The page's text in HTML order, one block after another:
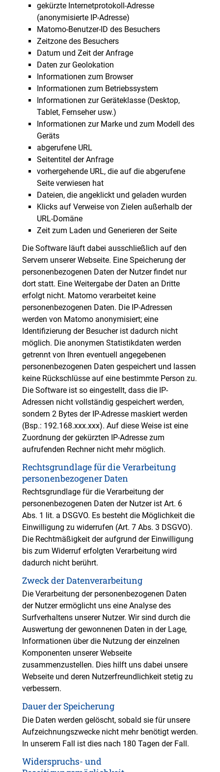
gekürzte Internetprotokoll-Adresse
(anonymisierte IP-Adresse)
Matomo-Benutzer-ID des Besuchers
Zeitzone des Besuchers
Datum und Zeit der Anfrage
Daten zur Geolokation
Informationen zum Browser
Informationen zum Betriebssystem
Informationen zur Geräteklasse (Desktop,
Tablet, Fernseher usw.)
Informationen zur Marke und zum Modell des
Geräts
abgerufene URL
Seitentitel der Anfrage
vorhergehende URL, die auf die abgerufene
Seite verwiesen hat
Dateien, die angeklickt und geladen wurden
Klicks auf Verweise von Zielen außerhalb der
URL-Domäne
Zeit zum Laden und Generieren der Seite
Die Software läuft dabei ausschließlich auf den
Servern unserer Webseite. Eine Speicherung der
personenbezogenen Daten der Nutzer findet nur
dort statt. Eine Weitergabe der Daten an Dritte
erfolgt nicht. Matomo verarbeitet keine
personenbezogenen Daten. Die IP-Adressen
werden von Matomo anonymisiert; eine
Identifizierung der Besucher ist dadurch nicht
möglich. Die anonymen Statistikdaten werden
getrennt von Ihren eventuell angegebenen
personenbezogenen Daten gespeichert und lassen
keine Rückschlüsse auf eine bestimmte Person zu.
Die Software ist so eingestellt, dass die IP-
Adressen nicht vollständig gespeichert werden,
sondern 2 Bytes der IP-Adresse maskiert werden
(Bsp.: 192.168.xxx.xxx). Auf diese Weise ist eine
Zuordnung der gekürzten IP-Adresse zum
aufrufenden Rechner nicht mehr möglich.
Rechtsgrundlage für die Verarbeitung
personenbezogener Daten
Rechtsgrundlage für die Verarbeitung der
personenbezogenen Daten der Nutzer ist Art. 6
Abs. 1 lit. a DSGVO. Es besteht die Möglichkeit die
Einwilligung zu widerrufen (Art. 7 Abs. 3 DSGVO).
Die Rechtmäßigkeit der aufgrund der Einwilligung
bis zum Widerruf erfolgten Verarbeitung wird
dadurch nicht berührt.
Zweck der Datenverarbeitung
Die Verarbeitung der personenbezogenen Daten
der Nutzer ermöglicht uns eine Analyse des
Surfverhaltens unserer Nutzer. Wir sind durch die
Auswertung der gewonnenen Daten in der Lage,
Informationen über die Nutzung der einzelnen
Komponenten unserer Webseite
zusammenzustellen. Dies hilft uns dabei unsere
Webseite und deren Nutzerfreundlichkeit stetig zu
verbessern.
Dauer der Speicherung
Die Daten werden gelöscht, sobald sie für unsere
Aufzeichnungszwecke nicht mehr benötigt werden.
In unserem Fall ist dies nach 180 Tagen der Fall.
Widerspruchs- und